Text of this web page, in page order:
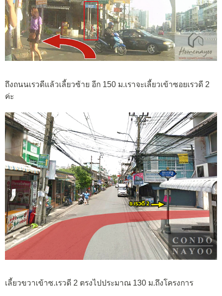
ถึงถนนเรวดีแล้วเลี้ยวซ้าย อีก 150 ม.เราจะเลี้ยวเข้าซอยเรวดี 2
ค่ะ
เลี้ยวขวาเข้าซ.เรวดี 2 ตรงไปประมาณ 130 ม.ถึงโครงการ